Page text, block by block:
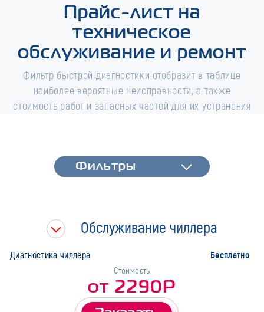
Прайс-лист на
техническое
обслуживание и ремонт
Фильтр быстрой диагностики отобразит в таблице
наиболее вероятные неисправности, а также
стоимость работ и запасных частей для их устранения
Фильтры
Марка
Фильтры
Обслуживание чиллера
Диагностика чиллера Бесплатно
Стоимость
от 2290Р